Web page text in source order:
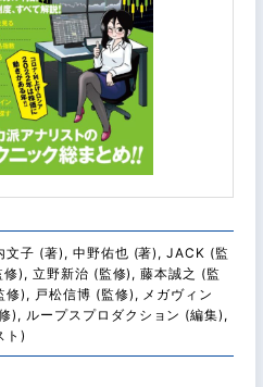
文子 (著), 中野佑也 (著), JACK (監
修), 立野新治 (監修), 藤本誠之 (監
修), 戸松信博 (監修), メガヴィン
), ループスプロダクション (編集),
ト)